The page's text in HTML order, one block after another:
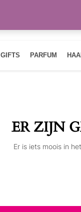
GIFTS PARFUM
ER ZIJN
Er is iets moois in